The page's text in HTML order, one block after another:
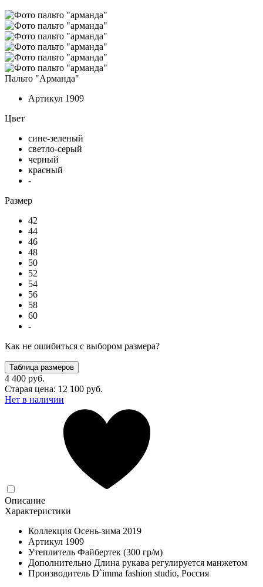
Пальто "Арманда"
Артикул 1909
Цвет
сине-зеленый
светло-серый
черный
красный
-
Размер
42
44
46
48
50
52
54
56
58
60
-
Как не ошибиться с выбором размера?
Таблица размеров
4 400 руб.
Старая цена: 12 100 руб.
Нет в наличии
Описание
Характеристики
Коллекция Осень-зима 2019
Артикул 1909
Утеплитель Файбертек (300 гр/м)
Дополнительно Длина рукава регулируется манжетом
Производитель D`imma fashion studio, Россия